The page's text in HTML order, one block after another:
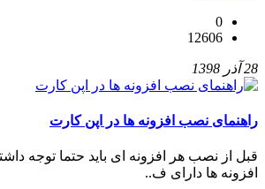
0
12606
28 آذر 1398
راهنمای نصب افزونه ها در اپن کارت
قبل از نصب هر افزونه ای باید حتما توجه
افزونه ها دارای ف..